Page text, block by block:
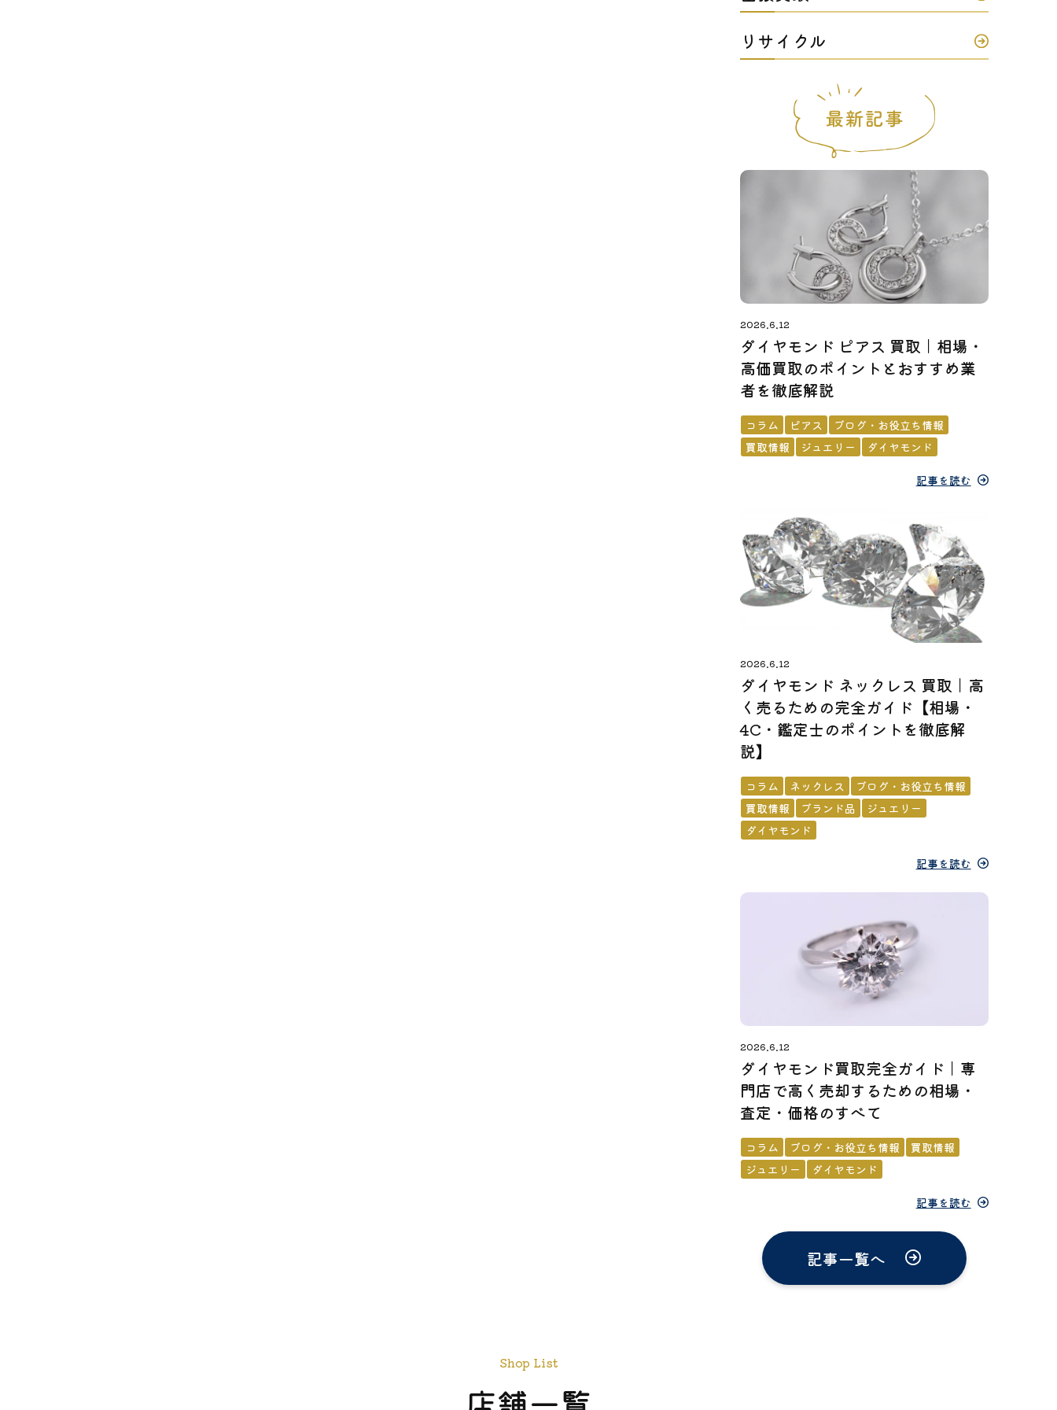
リサイクル
2026.6.12
ダイヤモンド ピアス 買取｜相場・
高価買取のポイントとおすすめ業
者を徹底解説
コラム ピアス
ブログ・お役立ち情報
買取情報
ジュエリー ダイヤモンド
記事を読む
2026.6.12
ダイヤモンド ネックレス 買取｜高
く売るための完全ガイド【相場・
4C・鑑定士のポイントを徹底解
説】
コラム ネックレス
ブログ・お役立ち情報
買取情報
ブランド品
ジュエリー
ダイヤモンド
記事を読む
2026.6.12
ダイヤモンド買取完全ガイド｜専
門店で高く売却するための相場・
査定・価格のすべて
コラム ブログ・お役立ち情報
買取情報
ジュエリー
ダイヤモンド
記事を読む
記事一覧へ
Shop List